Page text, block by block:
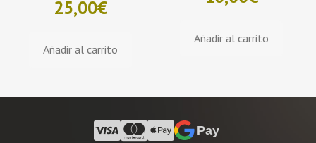
25,00€
Añadir al carrito
Añadir al carrito
Pay